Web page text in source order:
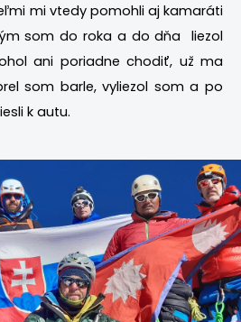
mi vtedy pomohli aj kamaráti
som do roka a do dňa liezol
ani poriadne chodiť, už ma
som barle, vyliezol som a po
k autu.